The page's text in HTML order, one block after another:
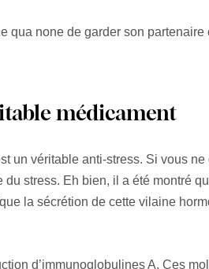
qua none de garder son partenaire
médicament
un véritable anti-stress. Si vous
du stress. Eh bien, il a été montré
la sécrétion de cette vilaine
d’immunoglobulines A. Ces